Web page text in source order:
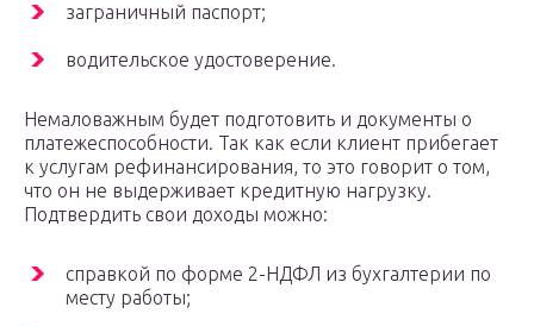
заграничный паспорт;
водительское удостоверение.
Немаловажным будет подготовить и документы о
платежеспособности. Так как если клиент прибегает
к услугам рефинансирования, то это говорит о том,
что он не выдерживает кредитную нагрузку.
Подтвердить свои доходы можно:
справкой по форме 2-НДФЛ из бухгалтерии по
месту работы;